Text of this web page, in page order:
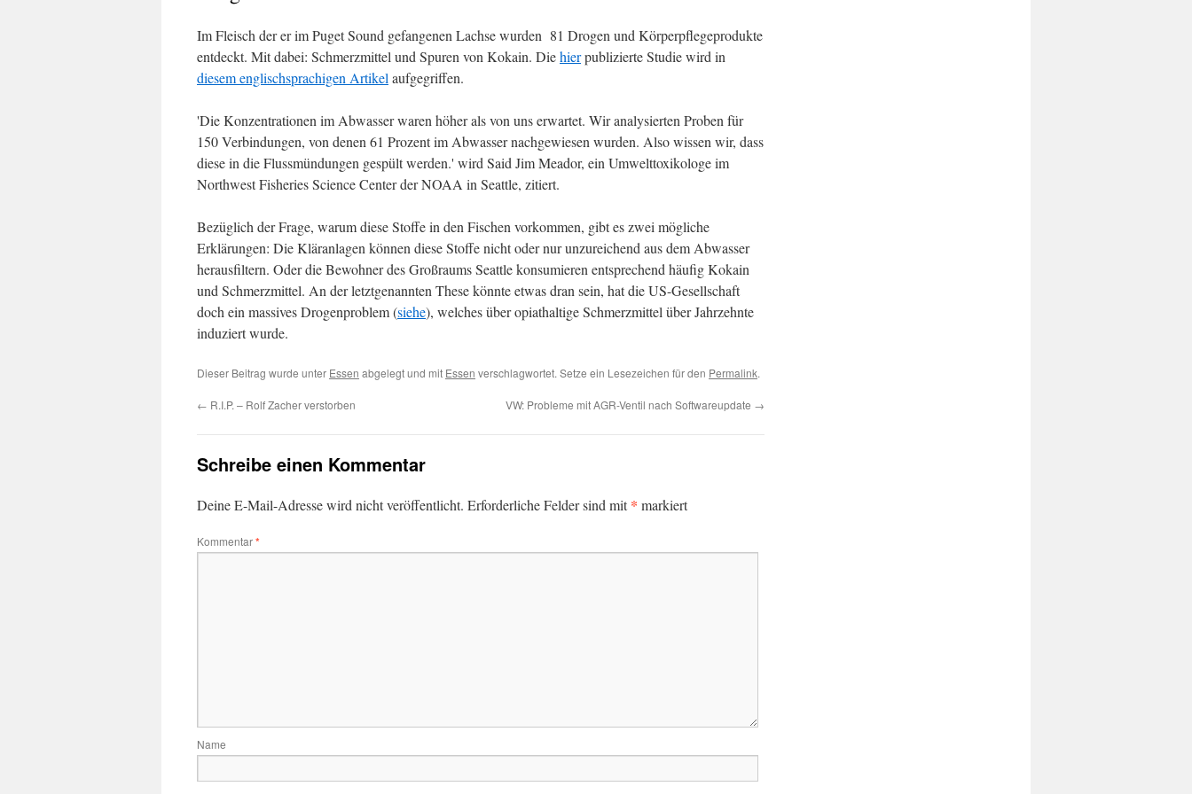
Im Fleisch der er im Puget Sound gefangenen Lachse wurden 81 Drogen und Körperpflegeprodukte
entdeckt. Mit dabei: Schmerzmittel und Spuren von Kokain. Diehierpublizierte Studie wird in
diesem englischsprachigen Artikel aufgegriffen.
'Die Konzentrationen im Abwasser waren höher als von uns erwartet. Wir analysierten Proben für
150 Verbindungen, von denen 61 Prozent im Abwasser nachgewiesen wurden. Also wissen wir, dass
diese in die Flussmündungen gespült werden.' wird Said Jim Meador, ein Umwelttoxikologe im
Northwest Fisheries Science Center der NOAA in Seattle, zitiert.
Bezüglich der Frage, warum diese Stoffe in den Fischen vorkommen, gibt es zwei mögliche
Erklärungen: Die Kläranlagen können diese Stoffe nicht oder nur unzureichend aus dem Abwasser
herausfiltern. Oder die Bewohner des Großraums Seattle konsumieren entsprechend häufig Kokain
und Schmerzmittel. An der letztgenannten These könnte etwas dran sein, hat die US-Gesellschaft
doch ein massives Drogenproblem (siehe), welches über opiathaltige Schmerzmittel über Jahrzehnte
induziert wurde.
Dieser Beitrag wurde unter Essen abgelegt und mit Essen verschlagwortet. Setze ein Lesezeichen für den Permalink.
← R.I.P. – Rolf Zacher verstorben VW: Probleme mit AGR-Ventil nach Softwareupdate →
Schreibe einen Kommentar
Deine E-Mail-Adresse wird nicht veröffentlicht. Erforderliche Felder sind mit* markiert
Kommentar*
Name